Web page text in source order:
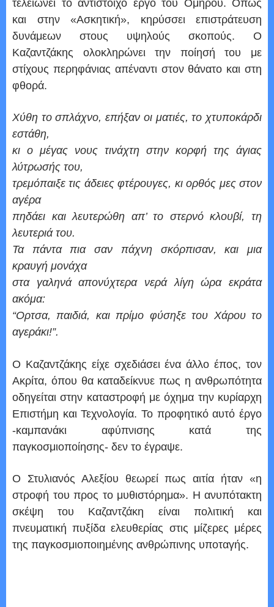
τελειώνει το αντίστοιχο έργο του Ομήρου. Οπως
και στην «Ασκητική», κηρύσσει επιστράτευση
δυνάμεων στους υψηλούς σκοπούς. Ο
Καζαντζάκης ολοκληρώνει την ποίησή του με
στίχους περηφάνιας απέναντι στον θάνατο και στη
φθορά.
Χύθη το σπλάχνο, επήξαν οι ματιές, το χτυποκάρδι
εστάθη,
κι ο μέγας νους τινάχτη στην κορφή της άγιας
λύτρωσής του,
τρεμόπαιξε τις άδειες φτέρουγες, κι ορθός μες στον
αγέρα
πηδάει και λευτερώθη απ’ το στερνό κλουβί, τη
λευτεριά του.
Τα πάντα πια σαν πάχνη σκόρπισαν, και μια
κραυγή μονάχα
στα γαληνά απονύχτερα νερά λίγη ώρα εκράτα
ακόμα:
“Ορτσα, παιδιά, και πρίμο φύσηξε του Χάρου το
αγεράκι!”.
Ο Καζαντζάκης είχε σχεδιάσει ένα άλλο έπος, τον
Ακρίτα, όπου θα καταδείκνυε πως η ανθρωπότητα
οδηγείται στην καταστροφή με όχημα την κυρίαρχη
Επιστήμη και Τεχνολογία. Το προφητικό αυτό έργο
-καμπανάκι αφύπνισης κατά της
παγκοσμιοποίησης- δεν το έγραψε.
Ο Στυλιανός Αλεξίου θεωρεί πως αιτία ήταν «η
στροφή του προς το μυθιστόρημα». Η ανυπότακτη
σκέψη του Καζαντζάκη είναι πολιτική και
πνευματική πυξίδα ελευθερίας στις μίζερες μέρες
της παγκοσμιοποιημένης ανθρώπινης υποταγής.